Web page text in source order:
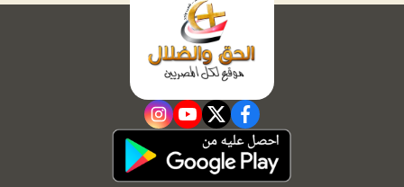
facebook
twitter
youtube
instagram